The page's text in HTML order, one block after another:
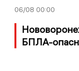
06/08 00:00
БПЛА-